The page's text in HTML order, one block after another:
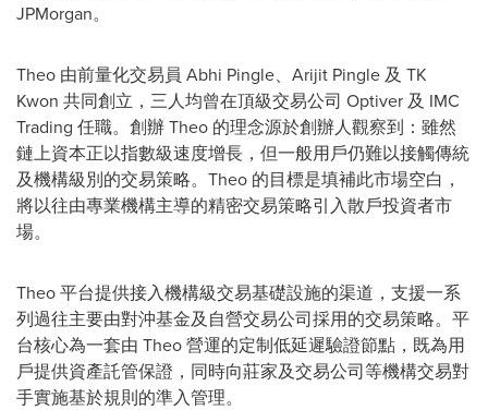
JPMorgan。
Theo 由前量化交易員 Abhi Pingle、Arijit Pingle 及 TK
Kwon 共同創立，三人均曾在頂級交易公司 Optiver 及 IMC
Trading 任職。創辦 Theo 的理念源於創辦人觀察到：雖然
鏈上資本正以指數級速度增長，但一般用戶仍難以接觸傳統
及機構級別的交易策略。Theo 的目標是填補此市場空白，
將以往由專業機構主導的精密交易策略引入散戶投資者市
場。
Theo 平台提供接入機構級交易基礎設施的渠道，支援一系
列過往主要由對沖基金及自營交易公司採用的交易策略。平
台核心為一套由 Theo 營運的定制低延遲驗證節點，既為用
戶提供資產託管保證，同時向莊家及交易公司等機構交易對
手實施基於規則的準入管理。